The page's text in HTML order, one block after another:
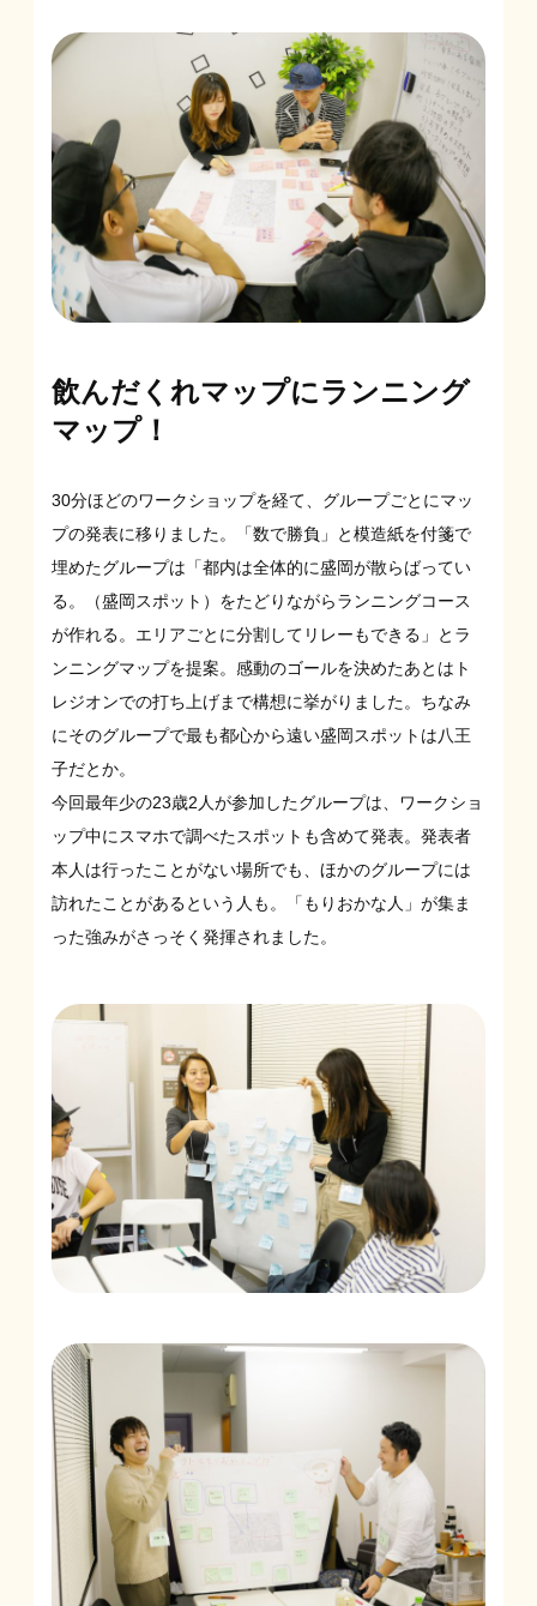
飲んだくれマップにランニング
マップ！
30分ほどのワークショップを経て、グループごとにマッ
プの発表に移りました。「数で勝負」と模造紙を付箋で
埋めたグループは「都内は全体的に盛岡が散らばってい
る。（盛岡スポット）をたどりながらランニングコース
が作れる。エリアごとに分割してリレーもできる」とラ
ンニングマップを提案。感動のゴールを決めたあとはト
レジオンでの打ち上げまで構想に挙がりました。ちなみ
にそのグループで最も都心から遠い盛岡スポットは八王
子だとか。
今回最年少の23歳2人が参加したグループは、ワークショ
ップ中にスマホで調べたスポットも含めて発表。発表者
本人は行ったことがない場所でも、ほかのグループには
訪れたことがあるという人も。「もりおかな人」が集ま
った強みがさっそく発揮されました。